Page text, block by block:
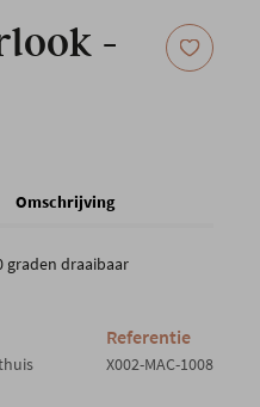
-
Omschrijving
draaibaar
Referentie
X002-MAC-1008